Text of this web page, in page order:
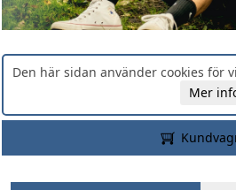
Den här sidan använder cookies för
Mer